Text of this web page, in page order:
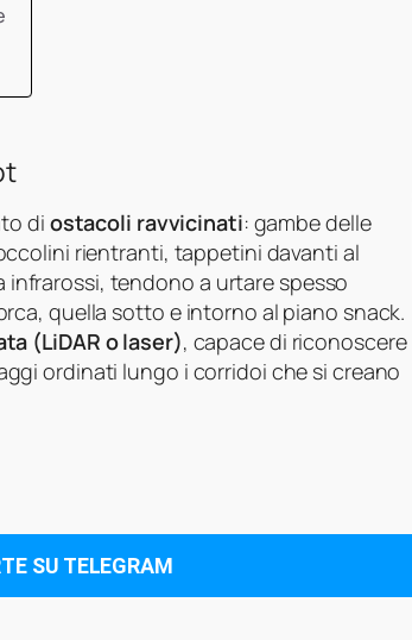
di ostacoli ravvicinati: gambe delle
rientranti, tappetini davanti al
infrarossi, tendono a urtare spesso
quella sotto e intorno al piano snack.
(LiDAR o laser), capace di riconoscere
ordinati lungo i corridoi che si creano
SU TELEGRAM